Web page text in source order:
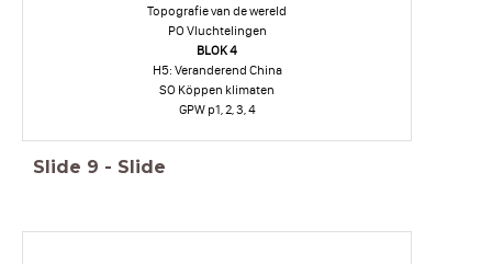
Topografie van de wereld
PO Vluchtelingen
BLOK 4
H5: Veranderend China
SO Köppen klimaten
GPW p1, 2, 3, 4
Slide 9 - Slide